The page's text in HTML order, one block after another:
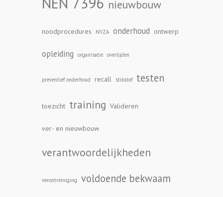
nieuwbouw
noodprocedures NVZA onderhoud ontwerp
opleiding organisatie overlijden
preventief onderhoud recall stikstof testen
toezicht training Valideren
ver- en nieuwbouw
verantwoordelijkheden
verontreiniging
voldoende bekwaam